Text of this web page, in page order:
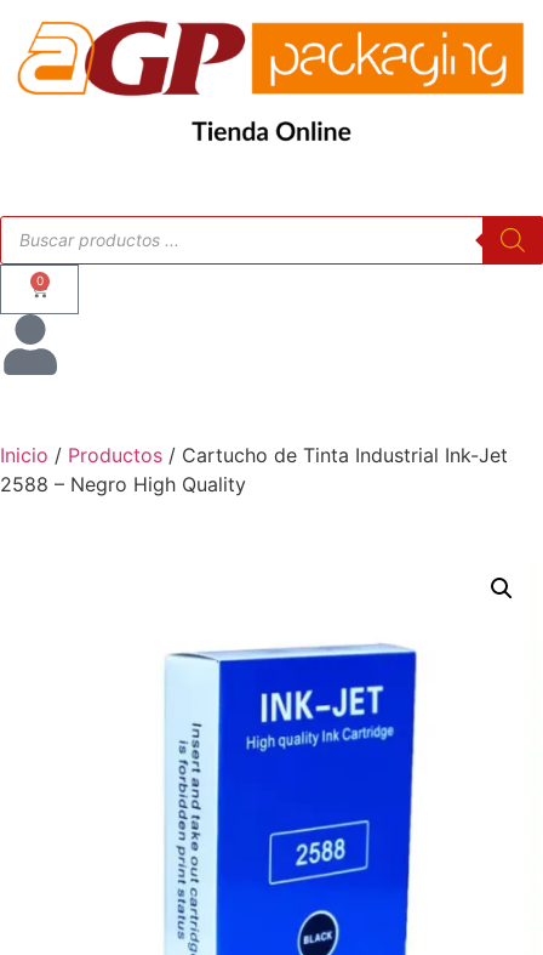
0
Inicio / Productos / Cartucho de Tinta Industrial Ink-Jet
2588 – Negro High Quality